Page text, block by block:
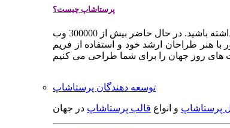
پرستاشاپ چیست؟
پرستاشاپ یک سیستم مدیریت وب سایت / فروشگاه آنلاین اپن سورس است که به شما کمک می کند به سرعت یک وب سایت فروشگاهی / شرکتی داشته باشید. در حال حاضر بیش از 300000 وب
هنر طراحان ارشد خود و استفاده از فریم
توسعه دهندگان پرستاشاپ
پرستاشاپ و انواع قالب پرستاشاپ در جهان